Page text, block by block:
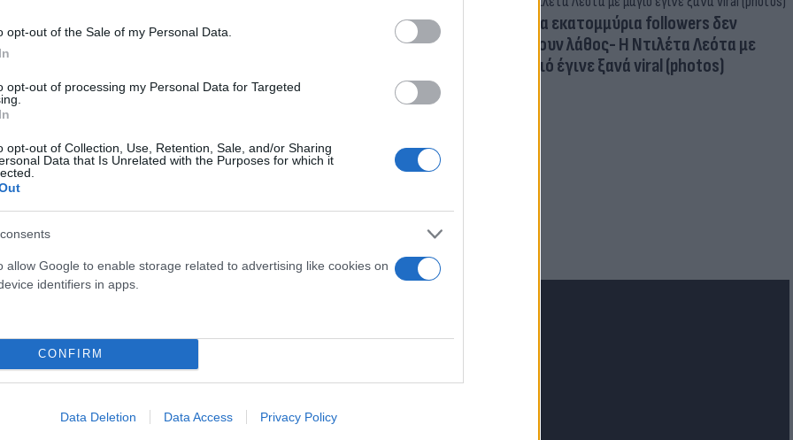
opt-out of the Sale of my Personal Data.
opt-out of processing my Personal Data for Targeted
opt-out of Collection, Use, Retention, Sale, and/or Sharing
Data that Is Unrelated with the Purposes for which it
allow Google to enable storage related to advertising like cookies on
identifiers in apps.
CONFIRM
Data Deletion Data Access Privacy Policy
το χαμένο βάρος;
μας
46χρονη που κατηγορείται για
Δέκα εκατομμύρια followers δεν
κάνουν λάθος- Η Ντιλέτα Λεότα με
μαγιό έγινε ξανά viral (photos)
μένεις στο σκοτάδι... ακολούθησε το Flash.gr